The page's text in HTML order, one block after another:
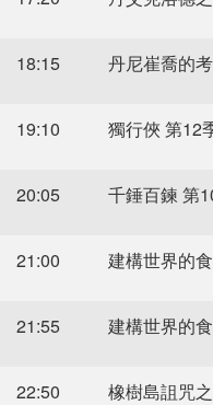
18:15 丹尼崔喬的
19:10 獨行俠 第12
20:05 千錘百鍊 第
21:00 建構世界的
21:55 建構世界的
22:50 橡樹島詛咒